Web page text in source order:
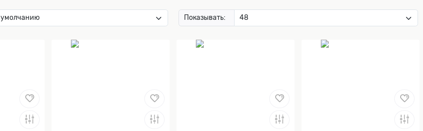
Показывать: